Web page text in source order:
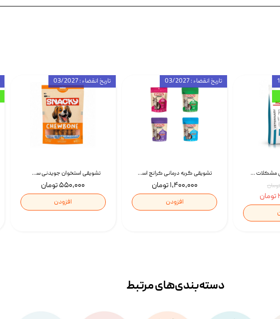
تشویقی استخوان جویدنی سگ اسنکی کرانچی با طعم مرغ Snacky Crunchy Munchy وزن 100 گرم
۵۵۰,۰۰۰ تومان
افزودن
تاریخ انقضاء : 03/2027
تشویقی گربه درمانی کرانچ اسنکی با طعم میکس Snacky Crunch Cat Treats وزن 60 گرم بسته 4 عددی
۱,۴۰۰,۰۰۰ تومان
افزودن
تاریخ انقضاء : 03/2027
غذای خشک درمانی مشکلات گوارشی سگ رویال کنین Royal Canin Hypoallergenic وزن 7 کیلوگرم | پت استوک
دسته‌بندی‌‌های مرتبط